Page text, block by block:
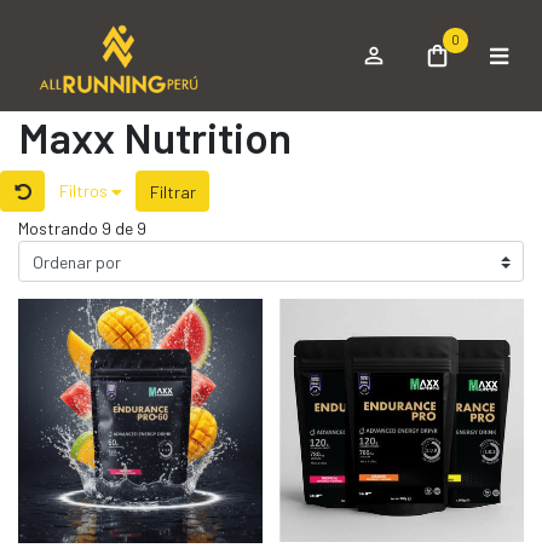
0
Maxx Nutrition
Filtros
Filtrar
Mostrando 9 de 9